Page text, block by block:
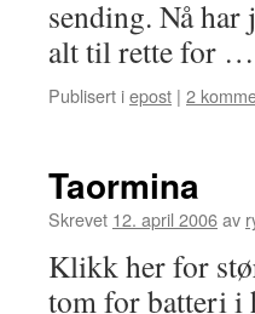
sending. Nå har
alt til rette for …
Publisert iepost | 2
Taormina
Skrevet 12. april 2006av
Klikk her for
tom for batteri i